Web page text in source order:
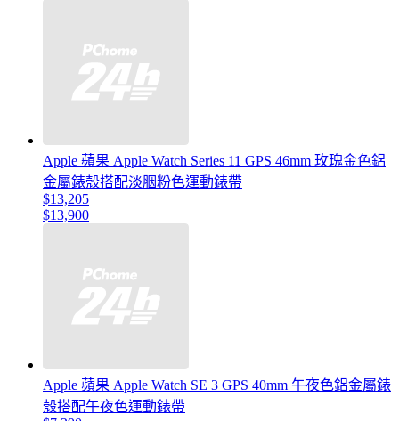
Apple 蘋果 Apple Watch Series 11 GPS 46mm 玫瑰金色鋁
金屬錶殼搭配淡胭粉色運動錶帶
$13,205
$13,900
Apple 蘋果 Apple Watch SE 3 GPS 40mm 午夜色鋁金屬錶
殼搭配午夜色運動錶帶